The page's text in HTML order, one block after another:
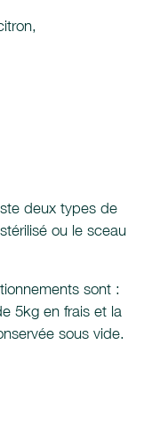
deux types de
ou le sceau
sont :
5kg en frais et la
sous vide.